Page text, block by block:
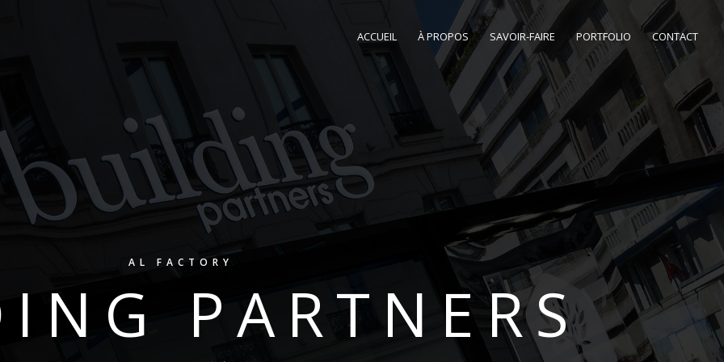
ACCUEIL À PROPOS SAVOIR-FAIRE PORTFOLIO CONTACT
AL FACTORY
PARTNERS